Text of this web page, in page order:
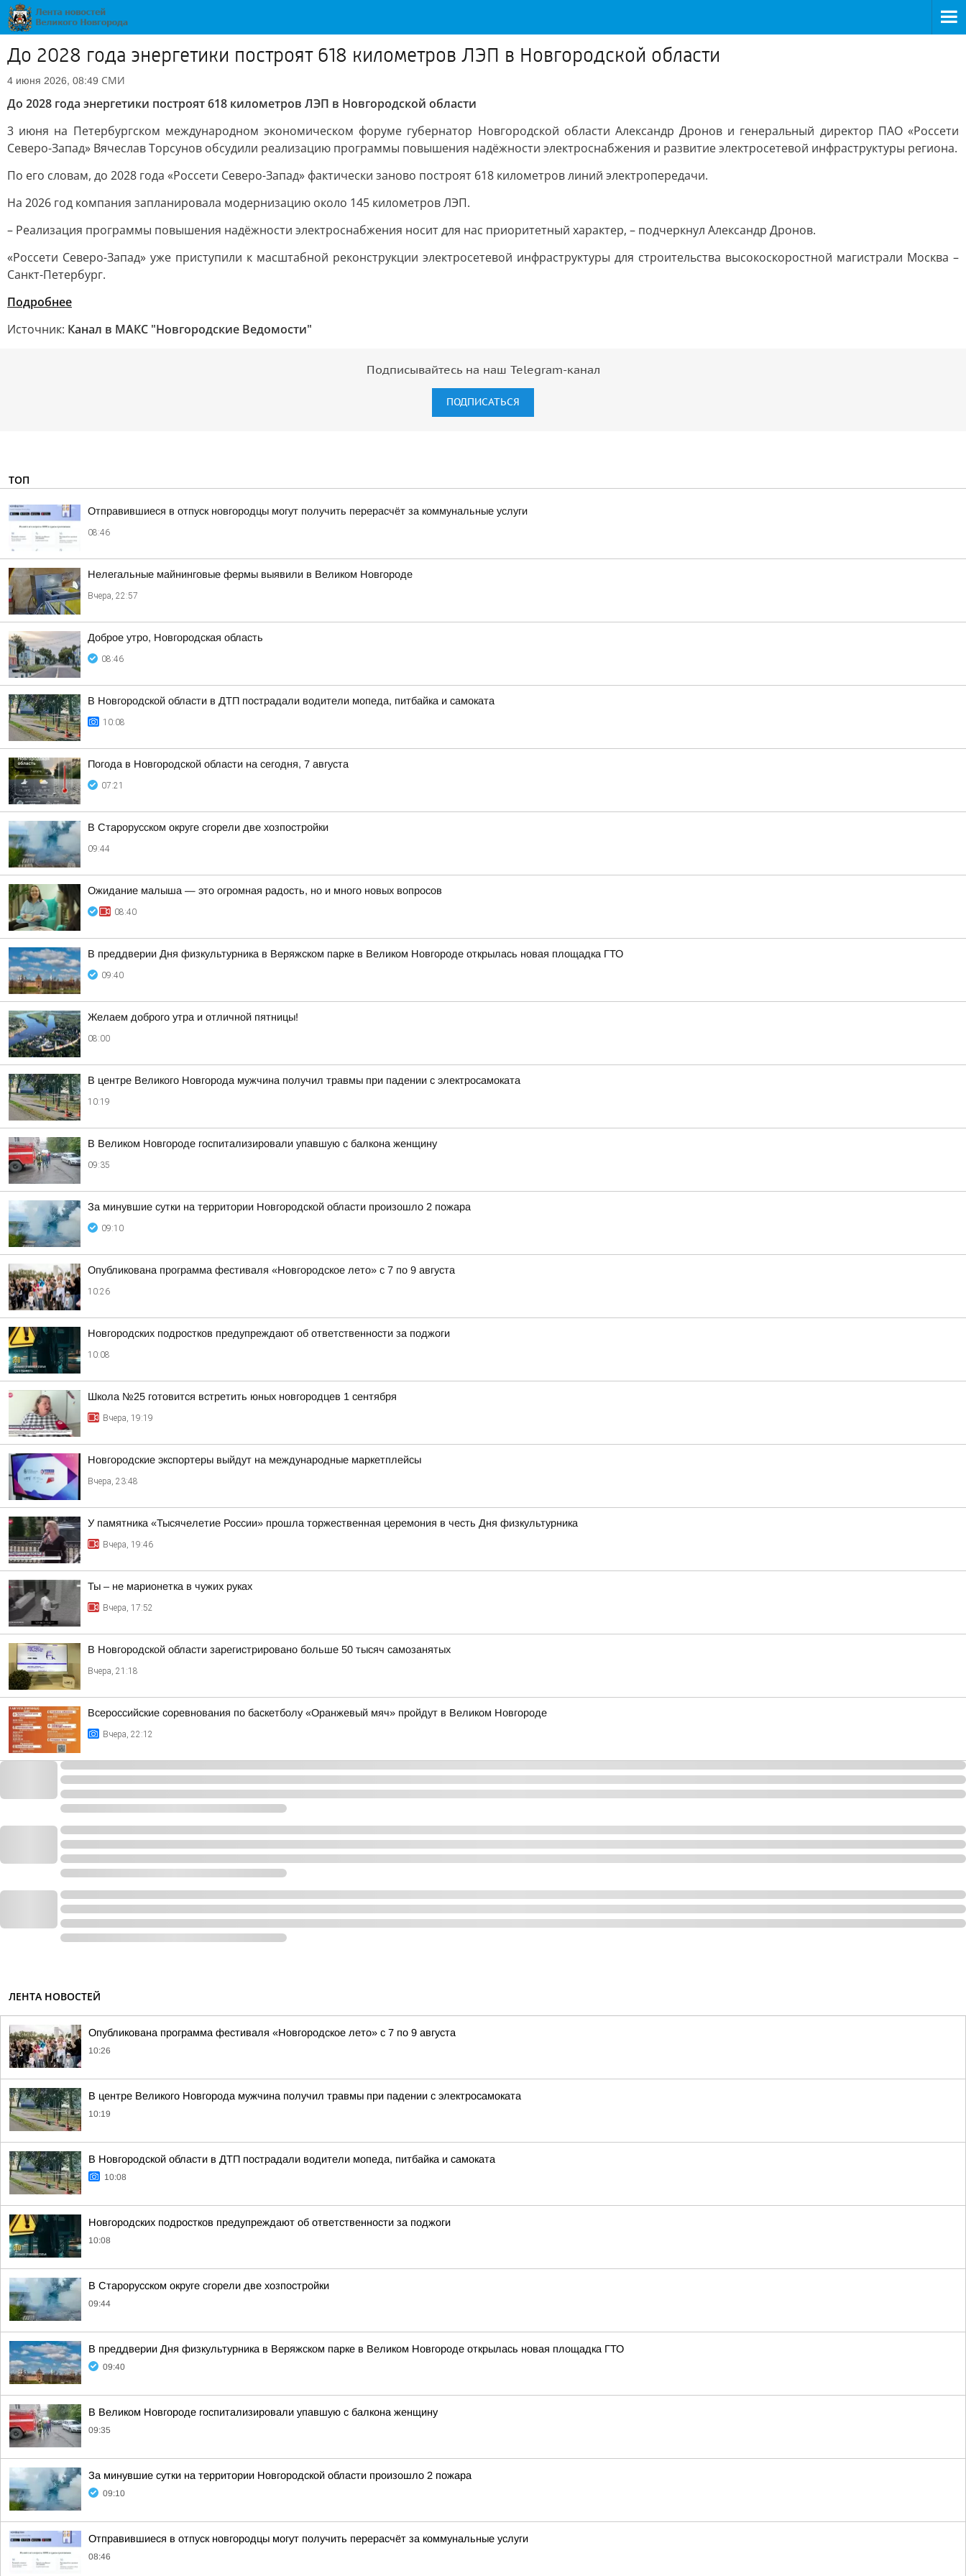
До 2028 года энергетики построят 618 километров ЛЭП в Новгородской области
4 июня 2026, 08:49 СМИ
До 2028 года энергетики построят 618 километров ЛЭП в Новгородской области
3 июня на Петербургском международном экономическом форуме губернатор Новгородской области Александр Дронов и генеральный директор ПАО «Россети
Северо-Запад» Вячеслав Торсунов обсудили реализацию программы повышения надёжности электроснабжения и развитие электросетевой инфраструктуры региона.
По его словам, до 2028 года «Россети Северо-Запад» фактически заново построят 618 километров линий электропередачи.
На 2026 год компания запланировала модернизацию около 145 километров ЛЭП.
– Реализация программы повышения надёжности электроснабжения носит для нас приоритетный характер, – подчеркнул Александр Дронов.
«Россети Северо-Запад» уже приступили к масштабной реконструкции электросетевой инфраструктуры для строительства высокоскоростной магистрали Москва –
Санкт-Петербург.
Подробнее
Источник: Канал в МАКС "Новгородские Ведомости"
Подписывайтесь на наш Telegram-канал
ПОДПИСАТЬСЯ
ТОП
Отправившиеся в отпуск новгородцы могут получить перерасчёт за коммунальные услуги
08:46
Нелегальные майнинговые фермы выявили в Великом Новгороде
Вчера, 22:57
Доброе утро, Новгородская область
08:46
В Новгородской области в ДТП пострадали водители мопеда, питбайка и самоката
10:08
Погода в Новгородской области на сегодня, 7 августа
07:21
В Старорусском округе сгорели две хозпостройки
09:44
Ожидание малыша — это огромная радость, но и много новых вопросов
08:40
В преддверии Дня физкультурника в Веряжском парке в Великом Новгороде открылась новая площадка ГТО
09:40
Желаем доброго утра и отличной пятницы!
08:00
В центре Великого Новгорода мужчина получил травмы при падении с электросамоката
10:19
В Великом Новгороде госпитализировали упавшую с балкона женщину
09:35
За минувшие сутки на территории Новгородской области произошло 2 пожара
09:10
Опубликована программа фестиваля «Новгородское лето» с 7 по 9 августа
10:26
Новгородских подростков предупреждают об ответственности за поджоги
10:08
Школа №25 готовится встретить юных новгородцев 1 сентября
Вчера, 19:19
Новгородские экспортеры выйдут на международные маркетплейсы
Вчера, 23:48
У памятника «Тысячелетие России» прошла торжественная церемония в честь Дня физкультурника
Вчера, 19:46
Ты – не марионетка в чужих руках
Вчера, 17:52
В Новгородской области зарегистрировано больше 50 тысяч самозанятых
Вчера, 21:18
Всероссийские соревнования по баскетболу «Оранжевый мяч» пройдут в Великом Новгороде
Вчера, 22:12
ЛЕНТА НОВОСТЕЙ
Опубликована программа фестиваля «Новгородское лето» с 7 по 9 августа
10:26
В центре Великого Новгорода мужчина получил травмы при падении с электросамоката
10:19
В Новгородской области в ДТП пострадали водители мопеда, питбайка и самоката
10:08
Новгородских подростков предупреждают об ответственности за поджоги
10:08
В Старорусском округе сгорели две хозпостройки
09:44
В преддверии Дня физкультурника в Веряжском парке в Великом Новгороде открылась новая площадка ГТО
09:40
В Великом Новгороде госпитализировали упавшую с балкона женщину
09:35
За минувшие сутки на территории Новгородской области произошло 2 пожара
09:10
Отправившиеся в отпуск новгородцы могут получить перерасчёт за коммунальные услуги
08:46